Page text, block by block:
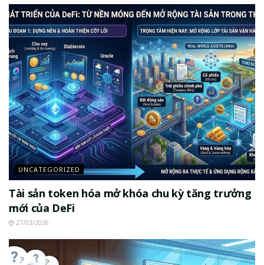
UNCATEGORIZED
Tài sản token hóa mở khóa chu kỳ tăng trưởng
mới của DeFi
27/03/2026